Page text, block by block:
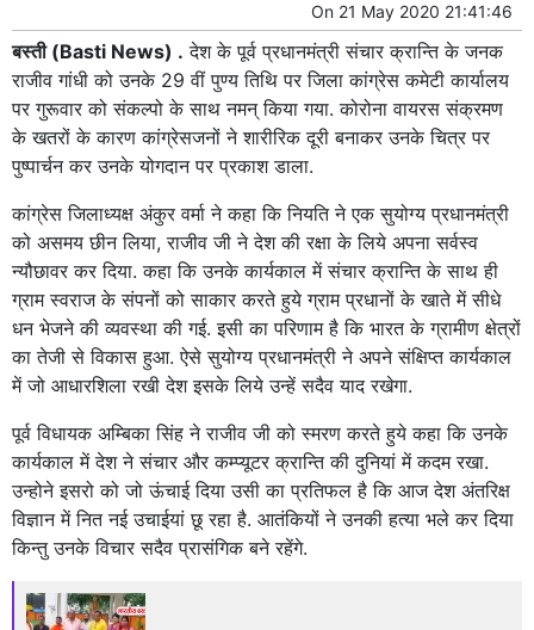
On 21 May 2020 21:41:46
बस्ती (Basti News) . देश के पूर्व प्रधानमंत्री संचार क्रान्ति के जनक
राजीव गांधी को उनके 29 वीं पुण्य तिथि पर जिला कांग्रेस कमेटी कार्यालय
पर गुरूवार को संकल्पो के साथ नमन् किया गया. कोरोना वायरस संक्रमण
के खतरों के कारण कांग्रेसजनों ने शारीरिक दूरी बनाकर उनके चित्र पर
पुष्पार्चन कर उनके योगदान पर प्रकाश डाला.
कांग्रेस जिलाध्यक्ष अंकुर वर्मा ने कहा कि नियति ने एक सुयोग्य प्रधानमंत्री
को असमय छीन लिया, राजीव जी ने देश की रक्षा के लिये अपना सर्वस्व
न्यौछावर कर दिया. कहा कि उनके कार्यकाल में संचार क्रान्ति के साथ ही
ग्राम स्वराज के संपनों को साकार करते हुये ग्राम प्रधानों के खाते में सीधे
धन भेजने की व्यवस्था की गई. इसी का परिणाम है कि भारत के ग्रामीण क्षेत्रों
का तेजी से विकास हुआ. ऐसे सुयोग्य प्रधानमंत्री ने अपने संक्षिप्त कार्यकाल
में जो आधारशिला रखी देश इसके लिये उन्हें सदैव याद रखेगा.
पूर्व विधायक अम्बिका सिंह ने राजीव जी को स्मरण करते हुये कहा कि उनके
कार्यकाल में देश ने संचार और कम्प्यूटर क्रान्ति की दुनियां में कदम रखा.
उन्होने इसरो को जो ऊंचाई दिया उसी का प्रतिफल है कि आज देश अंतरिक्ष
विज्ञान में नित नई उचाईयां छू रहा है. आतंकियों ने उनकी हत्या भले कर दिया
किन्तु उनके विचार सदैव प्रासंगिक बने रहेंगे.